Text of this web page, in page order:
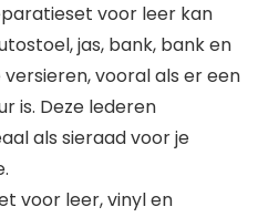
voor leer kan
jas, bank, bank en
vooral als er een
is. Deze lederen
als sieraad voor je
voor leer, ​vinyl en